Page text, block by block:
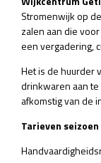
Stromenwijk op
zalen aan die
een vergadering,
Het is de huurder
drinkwaren aan
afkomstig van de
Tarieven